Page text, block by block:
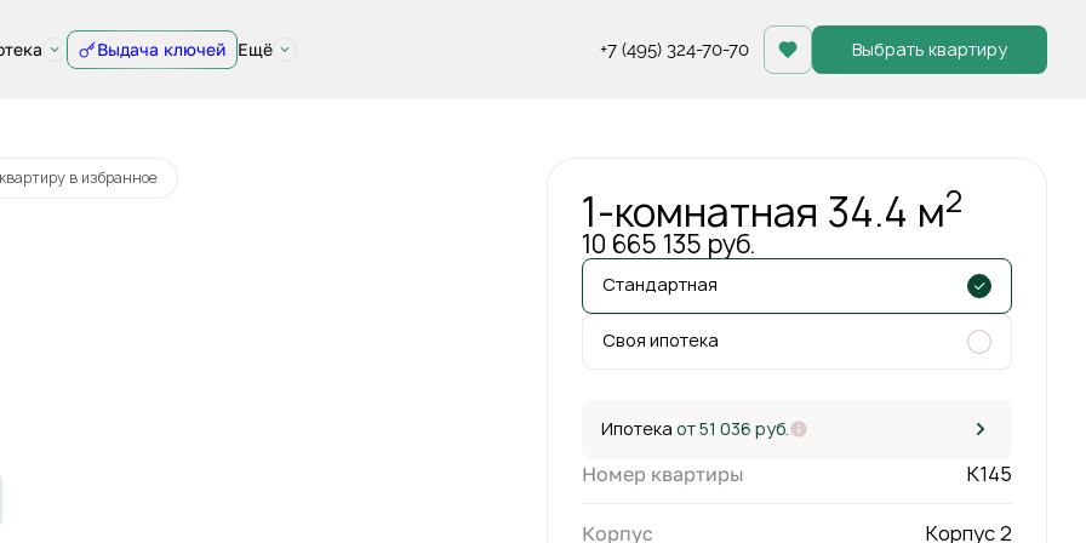
Выдача ключей Ещё +7 (495) 324-70-70 Выбрать квартиру
51 036 руб. Забронировать
в избранное
1-комнатная 34.4 м2
10 665 135 руб.
Стандартная
Своя ипотека
Ипотека от 51 036 руб.
Номер квартиры К145
Корпус Корпус 2